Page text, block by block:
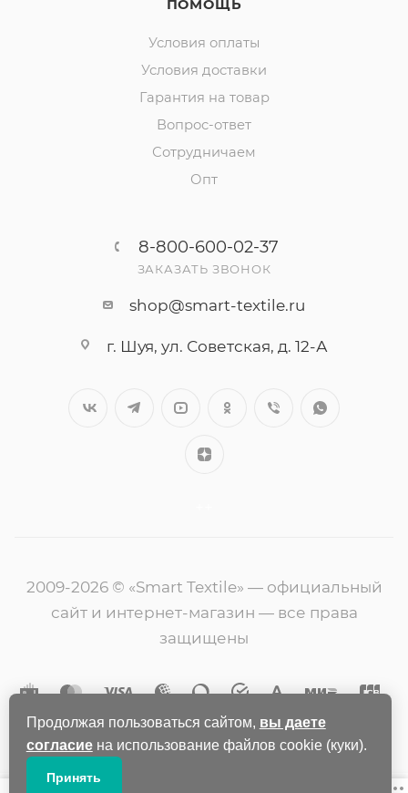
ПОМОЩЬ
Условия оплаты
Условия доставки
Гарантия на товар
Вопрос-ответ
Сотрудничаем
Опт
8-800-600-02-37
ЗАКАЗАТЬ ЗВОНОК
shop@smart-textile.ru
г. Шуя, ул. Советская, д. 12-А
2009-2026 © «Smart Textile» — официальный
сайт и интернет-магазин — все права
защищены
Продолжая пользоваться сайтом, вы даете
согласиена использование файлов cookie (куки).
Принять